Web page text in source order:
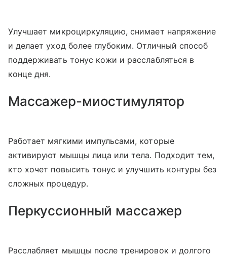
Улучшает микроциркуляцию, снимает напряжение
и делает уход более глубоким. Отличный способ
поддерживать тонус кожи и расслабляться в
конце дня.
Массажер-миостимулятор
Работает мягкими импульсами, которые
активируют мышцы лица или тела. Подходит тем,
кто хочет повысить тонус и улучшить контуры без
сложных процедур.
Перкуссионный массажер
Расслабляет мышцы после тренировок и долгого